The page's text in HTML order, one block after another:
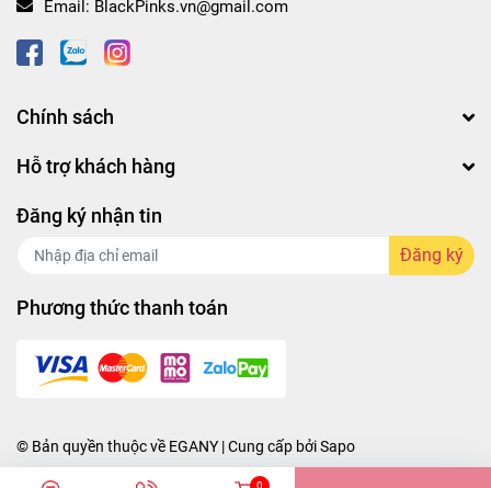
Email: BlackPinks.vn@gmail.com
Chính sách
Hỗ trợ khách hàng
Đăng ký nhận tin
Đăng ký
Phương thức thanh toán
© Bản quyền thuộc về EGANY | Cung cấp bởiSapo
0